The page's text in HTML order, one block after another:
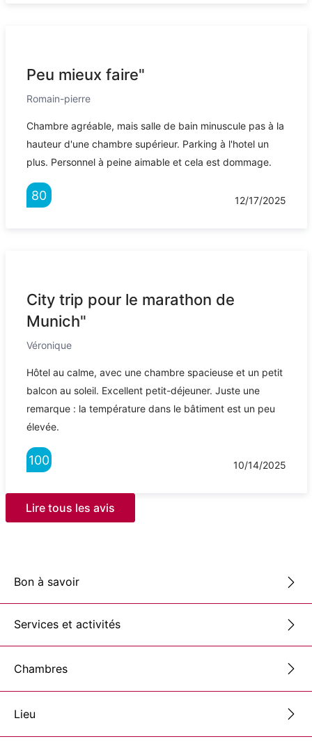
Peu mieux faire"
Romain-pierre
Chambre agréable, mais salle de bain minuscule pas à la
hauteur d'une chambre supérieur. Parking à l'hotel un
plus. Personnel à peine aimable et cela est dommage.
80 12/17/2025
City trip pour le marathon de
Munich"
Véronique
Hôtel au calme, avec une chambre spacieuse et un petit
balcon au soleil. Excellent petit-déjeuner. Juste une
remarque : la température dans le bâtiment est un peu
élevée.
100 10/14/2025
Lire tous les avis
Bon à savoir
Services et activités
Chambres
Lieu